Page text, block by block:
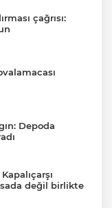
çağrısı:
Depoda
değil birlikte